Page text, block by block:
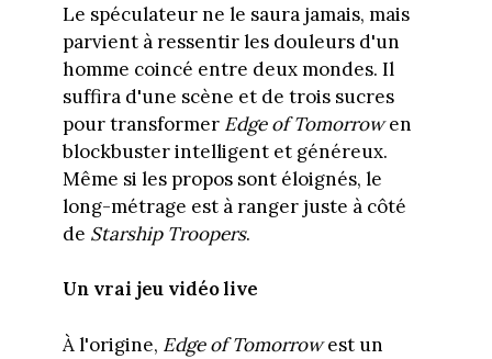
Le spéculateur ne le saura jamais, mais
parvient à ressentir les douleurs d'un
homme coincé entre deux mondes. Il
suffira d'une scène et de trois sucres
pour transformer Edge of Tomorrowen
blockbuster intelligent et généreux.
Même si les propos sont éloignés, le
long-métrage est à ranger juste à côté
de Starship Troopers.
Un vrai jeu vidéo live
À l'origine, Edge of Tomorrowest un